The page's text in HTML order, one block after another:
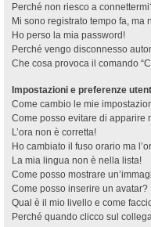
Perché non riesco a
Mi sono registrato tempo fa, ma
Ho perso la mia password!
Perché vengo disconnesso
Che cosa provoca il comando
Impostazioni e preferenze
Come cambio le mie
Come posso evitare di apparire
L’ora non è corretta!
Ho cambiato il fuso orario ma
La mia lingua non è nella lista!
Come posso mostrare
Come posso inserire un avatar?
Qual è il mio livello e come
Perché quando clicco sul